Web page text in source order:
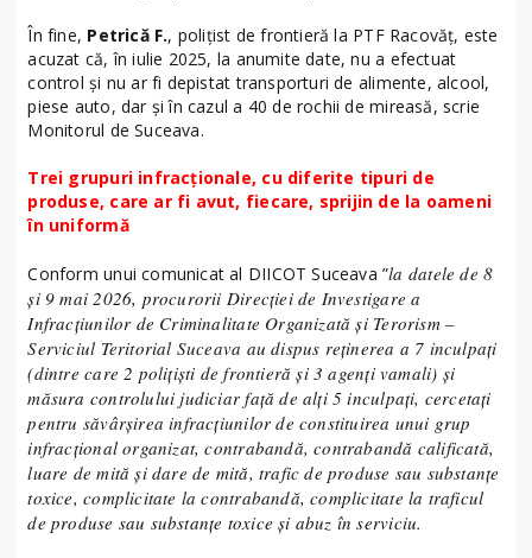
În fine, Petrică F., polițist de frontieră la PTF Racovăț, este
acuzat că, în iulie 2025, la anumite date, nu a efectuat
control și nu ar fi depistat transporturi de alimente, alcool,
piese auto, dar și în cazul a 40 de rochii de mireasă, scrie
Monitorul de Suceava.
Trei grupuri infracționale, cu diferite tipuri de
produse, care ar fi avut, fiecare, sprijin de la oameni
în uniformă
Conform unui comunicat al DIICOT Suceava ”la datele de 8
și 9 mai 2026, procurorii Direcției de Investigare a
Infracțiunilor de Criminalitate Organizată și Terorism –
Serviciul Teritorial Suceava au dispus reținerea a 7 inculpați
(dintre care 2 polițiști de frontieră și 3 agenți vamali) și
măsura controlului judiciar față de alți 5 inculpați, cercetați
pentru săvârșirea infracțiunilor de constituirea unui grup
infracțional organizat, contrabandă, contrabandă calificată,
luare de mită și dare de mită, trafic de produse sau substanțe
toxice, complicitate la contrabandă, complicitate la traficul
de produse sau substanțe toxice și abuz în serviciu.